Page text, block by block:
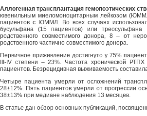
Аллогенная трансплантация гемопоэтических
ювенильным миеломоноцитарным лейкозом
пациентов с ЮММЛ. Во всех случаях
бусульфана (15 пациентов) или
родственного совместимого донора, 8 – от
родственного частично совместимого донора.
Первичное приживление достигнуто у 75%
III-IV степени – 23%. Частота хронической
пациентов. Безрецидивная выживаемость
Четыре пациента умерли от осложнений
28±12%. Пять пациентов умерли от прогрессии
38±13% при медиане наблюдения 13 месяцев.
В статье дан обзор основных публикаций,